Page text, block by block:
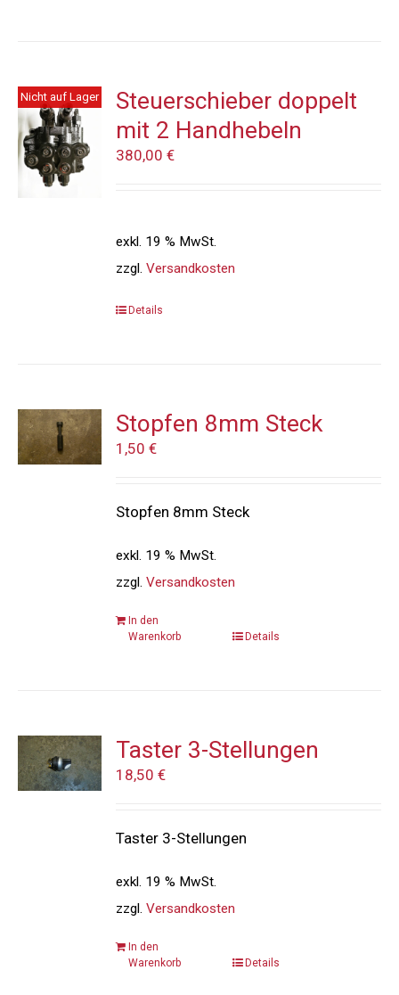
Nicht auf Lager
Steuerschieber doppelt
mit 2 Handhebeln
380,00€
exkl. 19 % MwSt.
zzgl.Versandkosten
Details
Stopfen 8mm Steck
1,50€
Stopfen 8mm Steck
exkl. 19 % MwSt.
zzgl.Versandkosten
In den
Warenkorb
Details
Taster 3-Stellungen
18,50€
Taster 3-Stellungen
exkl. 19 % MwSt.
zzgl.Versandkosten
In den
Warenkorb
Details